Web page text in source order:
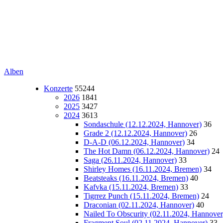
Alben
Konzerte 55244
2026 1841
2025 3427
2024 3613
Sondaschule (12.12.2024, Hannover) 36
Grade 2 (12.12.2024, Hannover) 26
D-A-D (06.12.2024, Hannover) 34
The Hot Damn (06.12.2024, Hannover) 24
Saga (26.11.2024, Hannover) 33
Shirley Homes (16.11.2024, Bremen) 34
Beatsteaks (16.11.2024, Bremen) 40
Kafvka (15.11.2024, Bremen) 33
Tigrrez Punch (15.11.2024, Bremen) 24
Draconian (02.11.2024, Hannover) 40
Nailed To Obscurity (02.11.2024,